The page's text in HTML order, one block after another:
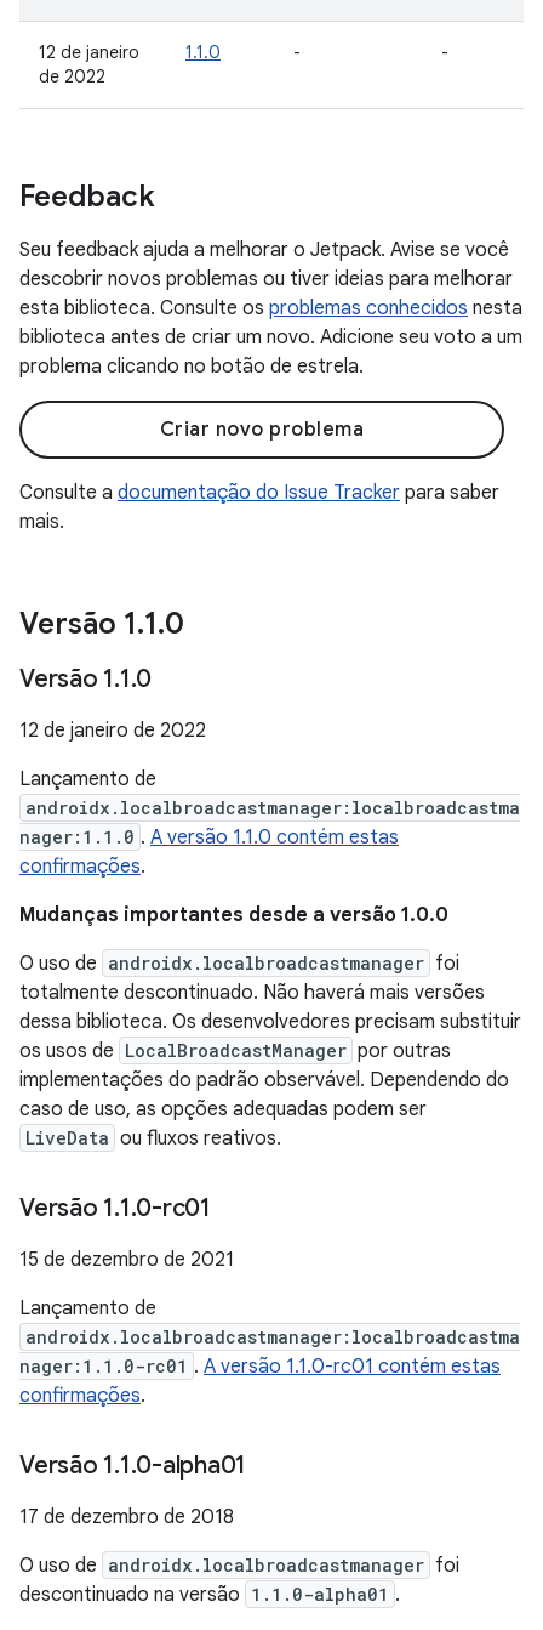
12 de janeiro
de 2022
1.1.0 - -
Feedback
Seu feedback ajuda a melhorar o Jetpack. Avise se você
descobrir novos problemas ou tiver ideias para melhorar
esta biblioteca. Consulte os problemas conhecidos nesta
biblioteca antes de criar um novo. Adicione seu voto a um
problema clicando no botão de estrela.
Criar novo problema
Consulte a documentação do Issue Tracker para saber
mais.
Versão 1.1.0
Versão 1.1.0
12 de janeiro de 2022
Lançamento de
androidx.localbroadcastmanager:localbroadcastma
nager:1.1.0 . A versão 1.1.0 contém estas
confirmações.
Mudanças importantes desde a versão 1.0.0
O uso de androidx.localbroadcastmanager foi
totalmente descontinuado. Não haverá mais versões
dessa biblioteca. Os desenvolvedores precisam substituir
os usos de LocalBroadcastManager por outras
implementações do padrão observável. Dependendo do
caso de uso, as opções adequadas podem ser
LiveData ou fluxos reativos.
Versão 1.1.0-rc01
15 de dezembro de 2021
Lançamento de
androidx.localbroadcastmanager:localbroadcastma
nager:1.1.0-rc01 . A versão 1.1.0-rc01 contém estas
confirmações.
Versão 1.1.0-alpha01
17 de dezembro de 2018
O uso de androidx.localbroadcastmanager foi
descontinuado na versão 1.1.0-alpha01 .